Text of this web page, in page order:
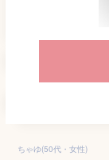
ちゃゆ(50代・女性)